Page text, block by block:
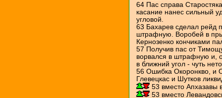
64 Пас справа
касание нанес сильный
угловой.
63 Бахарев сделал рейд
штрафную. Воробей в
Кернозенко кончиками
57 Получив пас от
ворвался в штрафную и,
в ближний угол - чуть
56 Ошибка Окоронкво, и
Глевецкас и Шутков
53 вместо Апхазавы
53 вместо